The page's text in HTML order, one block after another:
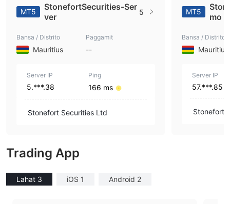
MT5
StonefortSecurities-Ser
ver
5
Bansa / Distrito
Mauritius
Paggamit
--
Server IP
5.***.38
Ping
166 ms
Stonefort Securities Ltd
MT5
mo
Bansa / Distrito
Mauritius
Server IP
57.***.85
Stonefort
Trading App
Lahat 3 iOS 1 Android 2